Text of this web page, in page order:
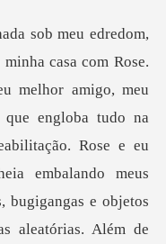
que engloba tudo na
Rose e eu
embalando meus
bugigangas e obje